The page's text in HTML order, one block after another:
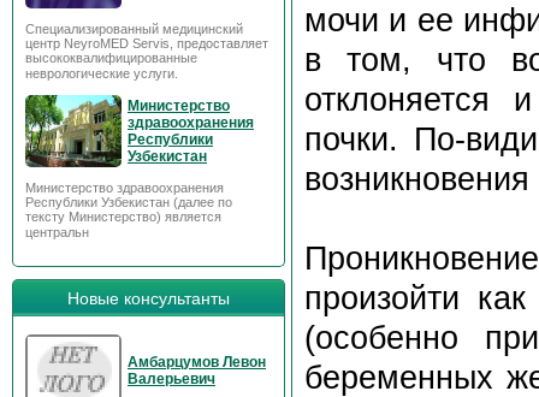
Специализированный медицинский
центр NeyroMED Servis, предоставляет
высококвалифицированные
неврологические услуги.
Министерство
здравоохранения
Республики
Узбекистан
Министерство здравоохранения
Республики Узбекистан (далее по
тексту Министерство) является
центральн
Новые консультанты
Амбарцумов Левон
Валерьевич
мочи и ее
в том, что
отклоняется
почки. По-
произойти
(особенно
беременных